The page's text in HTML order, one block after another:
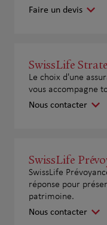
Faire un devis
SwissLife
Le choix d'une
vous accompagne
Nous contacter
SwissLife
SwissLife
réponse pour
patrimoine.
Nous contacter